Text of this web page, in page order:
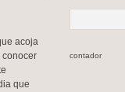
acoja
conocer
que
contador